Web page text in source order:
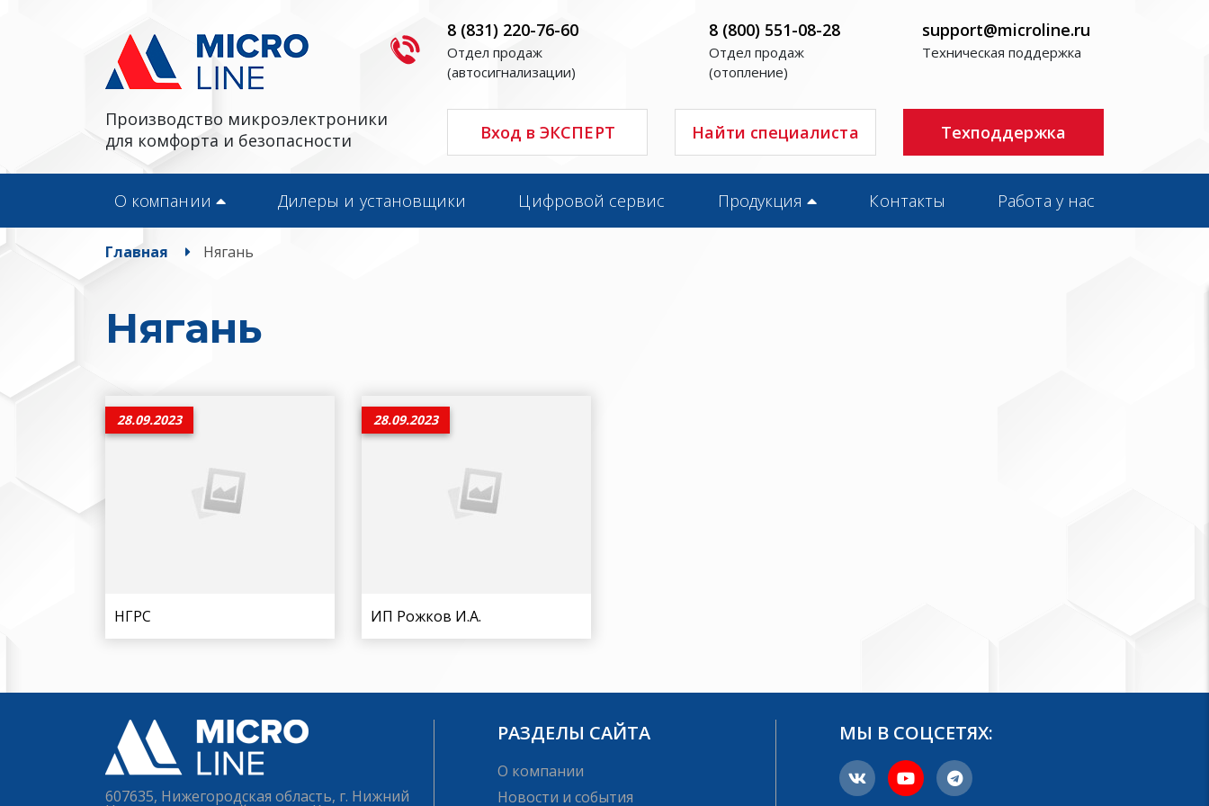
Производство микроэлектроники
для комфорта и безопасности
8 (831) 220-76-60
Отдел продаж
(автосигнализации)
8 (800) 551-08-28
Отдел продаж
(отопление)
support@microline.ru
Техническая поддержка
Вход в ЭКСПЕРТ Найти специалиста Техподдержка
О компании Дилеры и установщики Цифровой сервис Продукция Контакты Работа у нас
Главная Нягань
Нягань
28.09.2023
НГРС
28.09.2023
ИП Рожков И.А.
607635, Нижегородская область, г. Нижний
РАЗДЕЛЫ САЙТА
О компании
Новости и события
МЫ В СОЦСЕТЯХ: